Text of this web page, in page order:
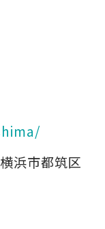
浜市都筑区